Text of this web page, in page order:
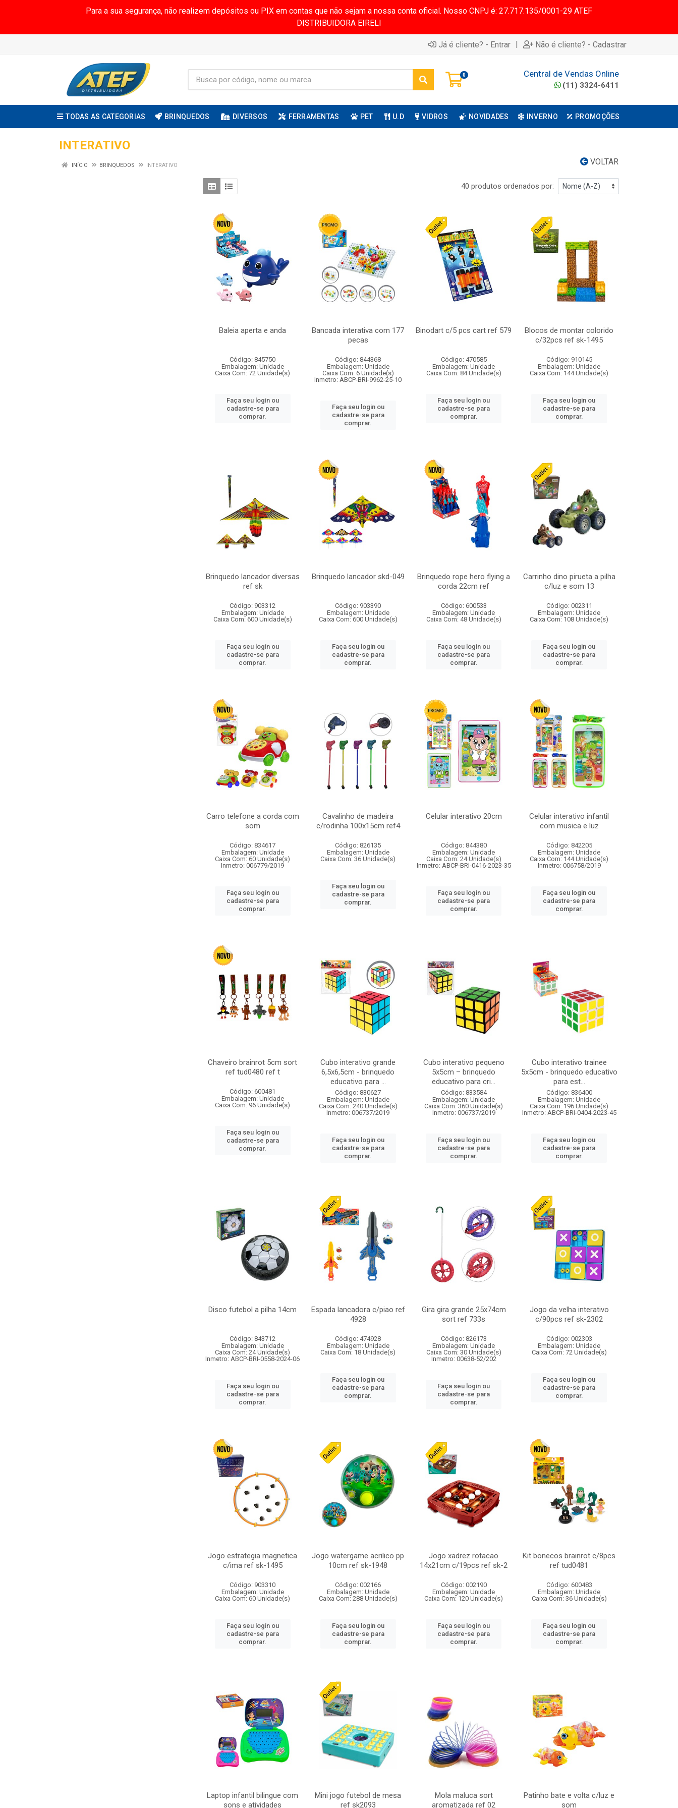
Para a sua segurança, não realizem depósitos ou PIX em contas que não sejam a nossa conta oficial. Nosso CNPJ é: 27.717.135/0001-29 ATEF
DISTRIBUIDORA EIRELI
Já é cliente? - Entrar | Não é cliente? - Cadastrar
0 Central de Vendas Online
(11) 3324-6411
TODAS AS CATEGORIAS BRINQUEDOS DIVERSOS FERRAMENTAS PET U.D VIDROS NOVIDADES INVERNO PROMOÇÕES
INTERATIVO
VOLTAR
INÍCIO BRINQUEDOS INTERATIVO
40 produtos ordenados por:
Baleia aperta e anda
Código: 845750
Embalagem: Unidade
Caixa Com: 72 Unidade(s)
Faça seu login ou
cadastre-se para
comprar.
Bancada interativa com 177
pecas
Código: 844368
Embalagem: Unidade
Caixa Com: 6 Unidade(s)
Inmetro: ABCP-BRI-9962-25-10
Faça seu login ou
cadastre-se para
comprar.
Binodart c/5 pcs cart ref 579
Código: 470585
Embalagem: Unidade
Caixa Com: 84 Unidade(s)
Faça seu login ou
cadastre-se para
comprar.
Blocos de montar colorido
c/32pcs ref sk-1495
Código: 910145
Embalagem: Unidade
Caixa Com: 144 Unidade(s)
Faça seu login ou
cadastre-se para
comprar.
Brinquedo lancador diversas
ref sk
Código: 903312
Embalagem: Unidade
Caixa Com: 600 Unidade(s)
Faça seu login ou
cadastre-se para
comprar.
Brinquedo lancador skd-049
Código: 903390
Embalagem: Unidade
Caixa Com: 600 Unidade(s)
Faça seu login ou
cadastre-se para
comprar.
Brinquedo rope hero flying a
corda 22cm ref
Código: 600533
Embalagem: Unidade
Caixa Com: 48 Unidade(s)
Faça seu login ou
cadastre-se para
comprar.
Carrinho dino pirueta a pilha
c/luz e som 13
Código: 002311
Embalagem: Unidade
Caixa Com: 108 Unidade(s)
Faça seu login ou
cadastre-se para
comprar.
Carro telefone a corda com
som
Código: 834617
Embalagem: Unidade
Caixa Com: 60 Unidade(s)
Inmetro: 006779/2019
Faça seu login ou
cadastre-se para
comprar.
Cavalinho de madeira
c/rodinha 100x15cm ref4
Código: 826135
Embalagem: Unidade
Caixa Com: 36 Unidade(s)
Faça seu login ou
cadastre-se para
comprar.
Celular interativo 20cm
Código: 844380
Embalagem: Unidade
Caixa Com: 24 Unidade(s)
Inmetro: ABCP-BRI-0416-2023-35
Faça seu login ou
cadastre-se para
comprar.
Celular interativo infantil
com musica e luz
Código: 842205
Embalagem: Unidade
Caixa Com: 144 Unidade(s)
Inmetro: 006758/2019
Faça seu login ou
cadastre-se para
comprar.
Chaveiro brainrot 5cm sort
ref tud0480 ref t
Código: 600481
Embalagem: Unidade
Caixa Com: 96 Unidade(s)
Faça seu login ou
cadastre-se para
comprar.
Cubo interativo grande
6,5x6,5cm - brinquedo
educativo para ...
Código: 830627
Embalagem: Unidade
Caixa Com: 240 Unidade(s)
Inmetro: 006737/2019
Faça seu login ou
cadastre-se para
comprar.
Cubo interativo pequeno
5x5cm – brinquedo
educativo para cri...
Código: 833584
Embalagem: Unidade
Caixa Com: 360 Unidade(s)
Inmetro: 006737/2019
Faça seu login ou
cadastre-se para
comprar.
Cubo interativo trainee
5x5cm - brinquedo educativo
para est...
Código: 836400
Embalagem: Unidade
Caixa Com: 196 Unidade(s)
Inmetro: ABCP-BRI-0404-2023-45
Faça seu login ou
cadastre-se para
comprar.
Disco futebol a pilha 14cm
Código: 843712
Embalagem: Unidade
Caixa Com: 24 Unidade(s)
Inmetro: ABCP-BRI-0558-2024-06
Faça seu login ou
cadastre-se para
comprar.
Espada lancadora c/piao ref
4928
Código: 474928
Embalagem: Unidade
Caixa Com: 18 Unidade(s)
Faça seu login ou
cadastre-se para
comprar.
Gira gira grande 25x74cm
sort ref 733s
Código: 826173
Embalagem: Unidade
Caixa Com: 30 Unidade(s)
Inmetro: 00638-52/202
Faça seu login ou
cadastre-se para
comprar.
Jogo da velha interativo
c/90pcs ref sk-2302
Código: 002303
Embalagem: Unidade
Caixa Com: 72 Unidade(s)
Faça seu login ou
cadastre-se para
comprar.
Jogo estrategia magnetica
c/ima ref sk-1495
Código: 903310
Embalagem: Unidade
Caixa Com: 60 Unidade(s)
Faça seu login ou
cadastre-se para
comprar.
Jogo watergame acrilico pp
10cm ref sk-1948
Código: 002166
Embalagem: Unidade
Caixa Com: 288 Unidade(s)
Faça seu login ou
cadastre-se para
comprar.
Jogo xadrez rotacao
14x21cm c/19pcs ref sk-2
Código: 002190
Embalagem: Unidade
Caixa Com: 120 Unidade(s)
Faça seu login ou
cadastre-se para
comprar.
Kit bonecos brainrot c/8pcs
ref tud0481
Código: 600483
Embalagem: Unidade
Caixa Com: 36 Unidade(s)
Faça seu login ou
cadastre-se para
comprar.
Laptop infantil bilingue com
sons e atividades
Mini jogo futebol de mesa
ref sk2093
Mola maluca sort
aromatizada ref 02
Patinho bate e volta c/luz e
som